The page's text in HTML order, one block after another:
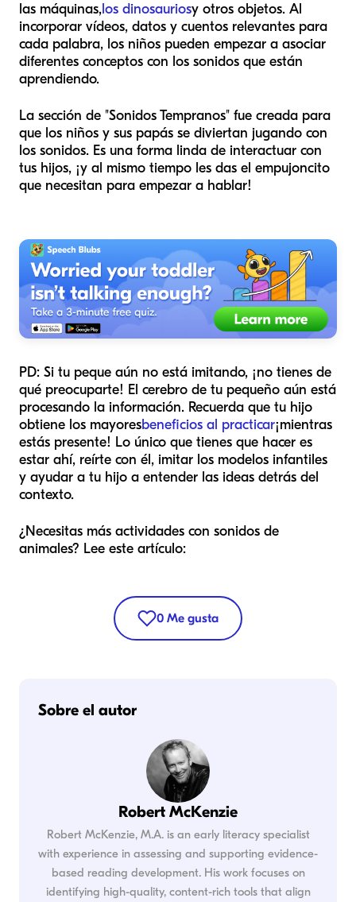
las máquinas,los dinosauriosy otros objetos. Al
incorporar vídeos, datos y cuentos relevantes para
cada palabra, los niños pueden empezar a asociar
diferentes conceptos con los sonidos que están
aprendiendo.
La sección de "Sonidos Tempranos" fue creada para
que los niños y sus papás se diviertan jugando con
los sonidos. Es una forma linda de interactuar con
tus hijos, ¡y al mismo tiempo les das el empujoncito
que necesitan para empezar a hablar!
PD: Si tu peque aún no está imitando, ¡no tienes de
qué preocuparte! El cerebro de tu pequeño aún está
procesando la información. Recuerda que tu hijo
obtiene los mayoresbeneficios al practicar¡mientras
estás presente! Lo único que tienes que hacer es
estar ahí, reírte con él, imitar los modelos infantiles
y ayudar a tu hijo a entender las ideas detrás del
contexto.
¿Necesitas más actividades con sonidos de
animales? Lee este artículo:
0 Me gusta
Sobre el autor
Robert McKenzie
Robert McKenzie, M.A. is an early literacy specialist
with experience in assessing and supporting evidence-
based reading development. His work focuses on
identifying high-quality, content-rich tools that align